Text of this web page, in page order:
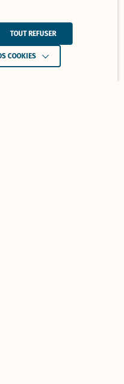
TOUT REFUSER
COOKIES